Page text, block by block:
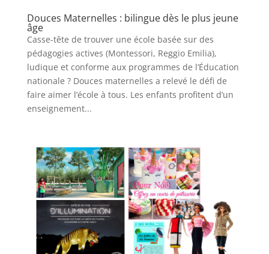
Douces Maternelles : bilingue dès le plus jeune
âge
Casse-tête de trouver une école basée sur des
pédagogies actives (Montessori, Reggio Emilia),
ludique et conforme aux programmes de l’Éducation
nationale ? Douces maternelles a relevé le défi de
faire aimer l’école à tous. Les enfants profitent d’un
enseignement...